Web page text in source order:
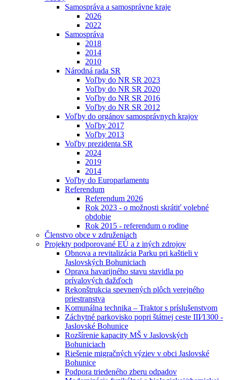
Samospráva a samosprávne kraje
2026
2022
Samospráva
2018
2014
2010
Národná rada SR
Voľby do NR SR 2023
Voľby do NR SR 2020
Voľby do NR SR 2016
Voľby do NR SR 2012
Voľby do orgánov samosprávnych krajov
Voľby 2017
Voľby 2013
Voľby prezidenta SR
2024
2019
2014
Voľby do Europarlamentu
Referendum
Referendum 2026
Rok 2023 - o možnosti skrátiť volebné
obdobie
Rok 2015 - referendum o rodine
Členstvo obce v združeniach
Projekty podporované EÚ a z iných zdrojov
Obnova a revitalizácia Parku pri kaštieli v
Jaslovských Bohuniciach
Oprava havarijného stavu stavidla po
prívalových dažďoch
Rekonštrukcia spevnených plôch verejného
priestranstva
Komunálna technika – Traktor s príslušenstvom
Záchytné parkovisko popri štátnej ceste III⁄1300 -
Jaslovské Bohunice
Rozšírenie kapacity MŠ v Jaslovských
Bohuniciach
Riešenie migračných výziev v obci Jaslovské
Bohunice
Podpora triedeného zberu odpadov